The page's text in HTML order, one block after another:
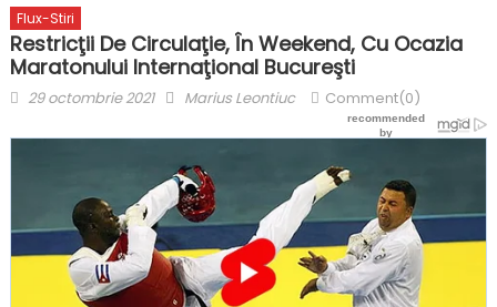
Flux-Stiri
Restricţii De Circulaţie, În Weekend, Cu Ocazia
Maratonului Internaţional Bucureşti
Posted
29 octombrie 2021 Author
Marius Leontiuc Comment(0)